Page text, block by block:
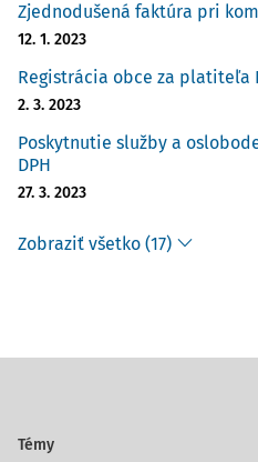
Zjednodušená faktúra pri
12. 1. 2023
Registrácia obce za platiteľa
2. 3. 2023
Poskytnutie služby a
DPH
27. 3. 2023
Zobraziť všetko (17)
Témy